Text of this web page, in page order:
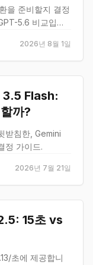
을 준비할지 결정
5.6 비교입니
2026년 8월 1일
3.5 Flash:
까?
받침한, Gemini
정 가이드.
2026년 7월 21일
15초 vs
초에 제공합니